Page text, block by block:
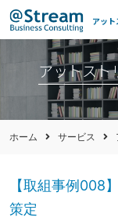
アッ
アットスト
ホーム サービス
【取組事例008
策定